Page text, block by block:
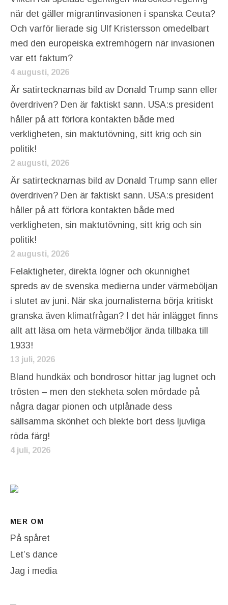
när det gäller migrantinvasionen i spanska Ceuta?
Och varför lierade sig Ulf Kristersson omedelbart
med den europeiska extremhögern när invasionen
var ett faktum?
4 augusti, 2026
Är satirtecknarnas bild av Donald Trump sann eller
överdriven? Den är faktiskt sann. USA:s president
håller på att förlora kontakten både med
verkligheten, sin maktutövning, sitt krig och sin
politik!
2 augusti, 2026
Är satirtecknarnas bild av Donald Trump sann eller
överdriven? Den är faktiskt sann. USA:s president
håller på att förlora kontakten både med
verkligheten, sin maktutövning, sitt krig och sin
politik!
2 augusti, 2026
Felaktigheter, direkta lögner och okunnighet
spreds av de svenska medierna under värmeböljan
i slutet av juni. När ska journalisterna börja kritiskt
granska även klimatfrågan? I det här inlägget finns
allt att läsa om heta värmeböljor ända tillbaka till
1933!
13 juli, 2026
Bland hundkäx och bondrosor hittar jag lugnet och
trösten – men den stekheta solen mördade på
några dagar pionen och utplånade dess
sällsamma skönhet och blekte bort dess ljuvliga
röda färg!
4 juli, 2026
MER OM
På spåret
Let’s dance
Jag i media